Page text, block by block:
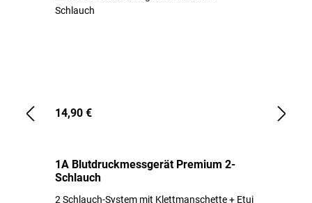
14,90 €
1A Blutdruckmessgerät Premium 2-
Schlauch
2 Schlauch-System mit Klettmanschette + Etui